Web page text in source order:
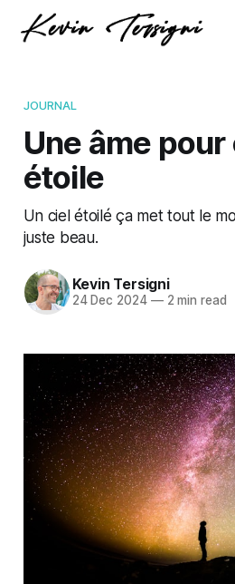
JOURNAL
Une âme
étoile
Un ciel étoilé ça met tout le
juste beau.
Kevin Tersigni
24 Dec 2024 —2 min read